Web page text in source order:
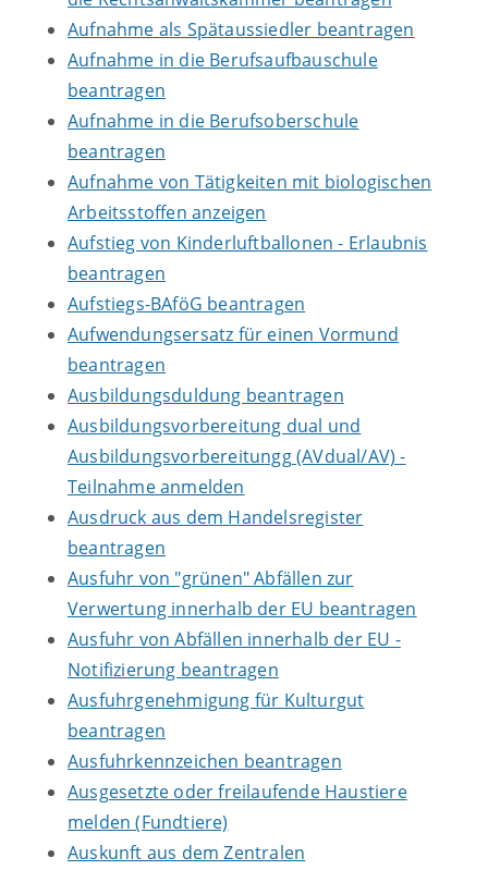
Aufnahme als Spätaussiedler beantragen
Aufnahme in die Berufsaufbauschule
beantragen
Aufnahme in die Berufsoberschule
beantragen
Aufnahme von Tätigkeiten mit biologischen
Arbeitsstoffen anzeigen
Aufstieg von Kinderluftballonen - Erlaubnis
beantragen
Aufstiegs-BAföG beantragen
Aufwendungsersatz für einen Vormund
beantragen
Ausbildungsduldung beantragen
Ausbildungsvorbereitung dual und
Ausbildungsvorbereitungg (AVdual/AV) -
Teilnahme anmelden
Ausdruck aus dem Handelsregister
beantragen
Ausfuhr von "grünen" Abfällen zur
Verwertung innerhalb der EU beantragen
Ausfuhr von Abfällen innerhalb der EU -
Notifizierung beantragen
Ausfuhrgenehmigung für Kulturgut
beantragen
Ausfuhrkennzeichen beantragen
Ausgesetzte oder freilaufende Haustiere
melden (Fundtiere)
Auskunft aus dem Zentralen